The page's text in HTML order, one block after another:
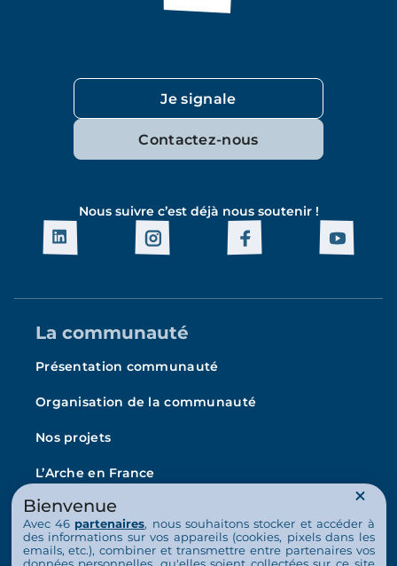
Je signale
Contactez-nous
Nous suivre c’est déjà nous soutenir !
La communauté
Présentation communauté
Organisation de la communauté
Nos projets
L’Arche en France
La vie au quotidien
Nos activités
Bienvenue
Avec 46 partenaires, nous souhaitons stocker et accéder à
des informations sur vos appareils (cookies, pixels dans les
emails, etc.), combiner et transmettre entre partenaires vos
données personnelles, qu'elles soient collectées sur ce site